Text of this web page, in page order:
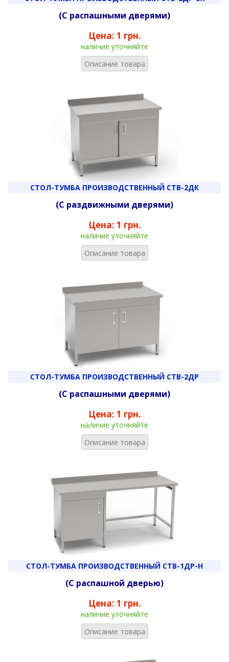
(С распашными дверями)
Цена: 1 грн.
наличие уточняйте
Описание товара
СТОЛ-ТУМБА ПРОИЗВОДСТВЕННЫЙ СТВ-2ДК
(С раздвижными дверями)
Цена: 1 грн.
наличие уточняйте
Описание товара
СТОЛ-ТУМБА ПРОИЗВОДСТВЕННЫЙ СТВ-2ДР
(С распашными дверями)
Цена: 1 грн.
наличие уточняйте
Описание товара
СТОЛ-ТУМБА ПРОИЗВОДСТВЕННЫЙ СТВ-1ДР-Н
(С распашной дверью)
Цена: 1 грн.
наличие уточняйте
Описание товара